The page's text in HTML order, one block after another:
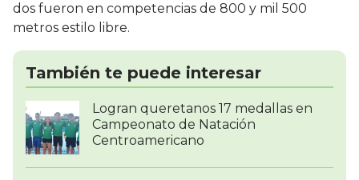
dos fueron en competencias de 800 y mil 500
metros estilo libre.
También te puede interesar
Logran queretanos 17 medallas en
Campeonato de Natación
Centroamericano